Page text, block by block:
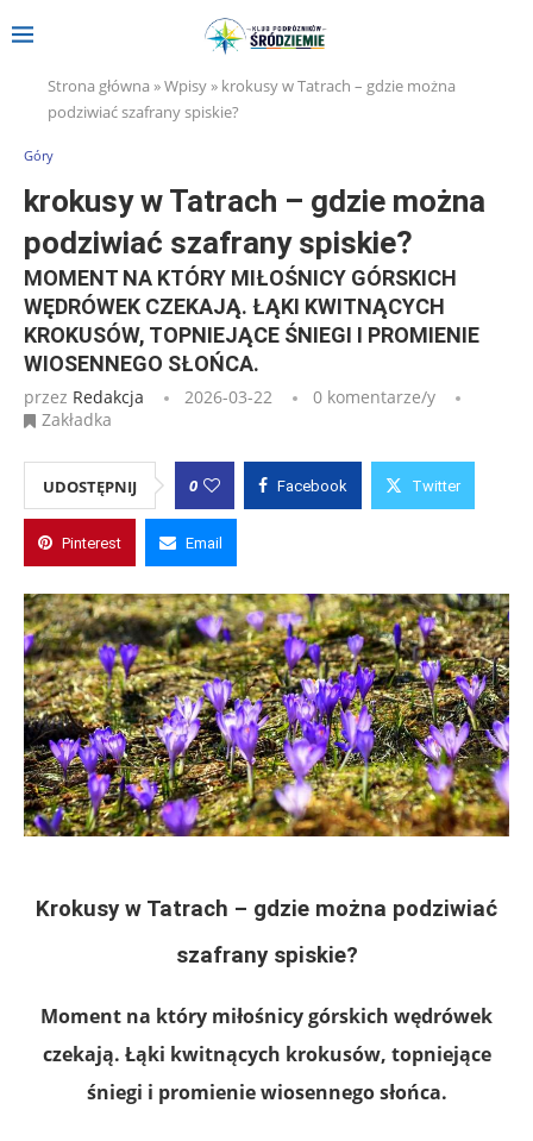
Strona główna »Wpisy» krokusy w Tatrach – gdzie można
podziwiać szafrany spiskie?
Góry
krokusy w Tatrach – gdzie można
podziwiać szafrany spiskie?
MOMENT NA KTÓRY MIŁOŚNICY GÓRSKICH
WĘDRÓWEK CZEKAJĄ. ŁĄKI KWITNĄCYCH
KROKUSÓW, TOPNIEJĄCE ŚNIEGI I PROMIENIE
WIOSENNEGO SŁOŃCA.
przez Redakcja 2026-03-22
0 komentarze/y
Zakładka
UDOSTĘPNIJ 0 Facebook Twitter
Pinterest Email
Krokusy w Tatrach – gdzie można podziwiać
szafrany spiskie?
Moment na który miłośnicy górskich wędrówek
czekają. Łąki kwitnących krokusów, topniejące
śniegi i promienie wiosennego słońca.